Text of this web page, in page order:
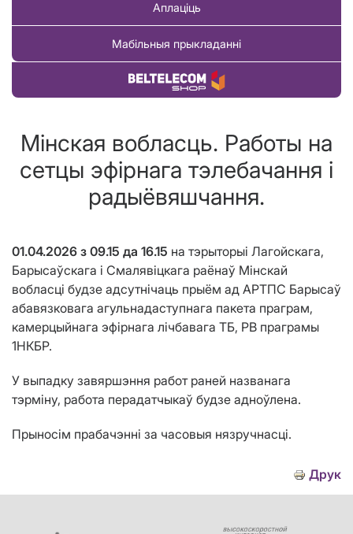
Аплаціць
Мабільныя прыкладанні
Купіць тавар
Мінская вобласць. Работы на
сетцы эфірнага тэлебачання і
радыёвяшчання.
01.04.2026 з 09.15 да 16.15 на тэрыторыі Лагойскага,
Барысаўскага і Смалявіцкага раёнаў Мінскай
вобласці будзе адсутнічаць прыём ад АРТПС Барысаў
абавязковага агульнадаступнага пакета праграм,
камерцыйнага эфірнага лічбавага ТБ, РВ праграмы
1НКБР.
У выпадку завяршэння работ раней названага
тэрміну, работа перадатчыкаў будзе адноўлена.
Прыносім прабачэнні за часовыя нязручнасці.
Друк